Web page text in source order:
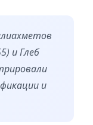
и Глеб
и